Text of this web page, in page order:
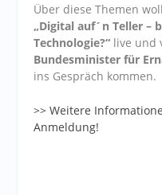
Über diese Themen
„Digital auf´n Teller –
Technologie?“ live und
Bundesminister für
ins Gespräch kommen.
>> Weitere
Anmeldung!